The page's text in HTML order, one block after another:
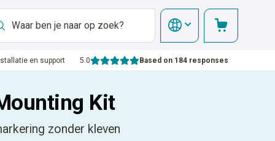
en support 5.0 Based on 184 responses
Kit
zonder kleven